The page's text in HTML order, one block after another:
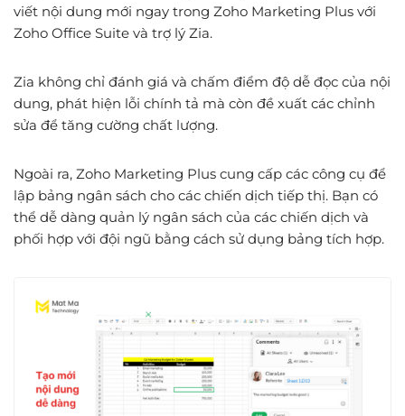
viết nội dung mới ngay trong Zoho Marketing Plus với
Zoho Office Suite và trợ lý Zia.
Zia không chỉ đánh giá và chấm điểm độ dễ đọc của nội
dung, phát hiện lỗi chính tả mà còn đề xuất các chỉnh
sửa để tăng cường chất lượng.
Ngoài ra, Zoho Marketing Plus cung cấp các công cụ để
lập bảng ngân sách cho các chiến dịch tiếp thị. Bạn có
thể dễ dàng quản lý ngân sách của các chiến dịch và
phối hợp với đội ngũ bằng cách sử dụng bảng tích hợp.